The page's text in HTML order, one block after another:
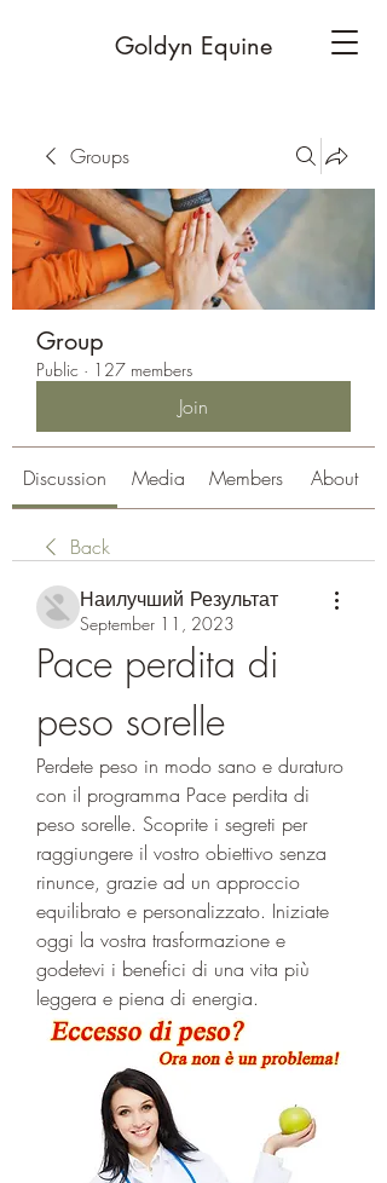
Goldyn Equine
Groups
Group
Public · 127 members
Join
Discussion Media Members About
Back
Наилучший Результат
September 11, 2023
Pace perdita di
peso sorelle
Perdete peso in modo sano e duraturo
con il programma Pace perdita di
peso sorelle. Scoprite i segreti per
raggiungere il vostro obiettivo senza
rinunce, grazie ad un approccio
equilibrato e personalizzato. Iniziate
oggi la vostra trasformazione e
godetevi i benefici di una vita più
leggera e piena di energia.